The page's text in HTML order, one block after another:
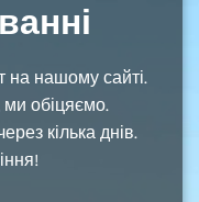
нашому сайті.
обіцяємо.
кілька днів.